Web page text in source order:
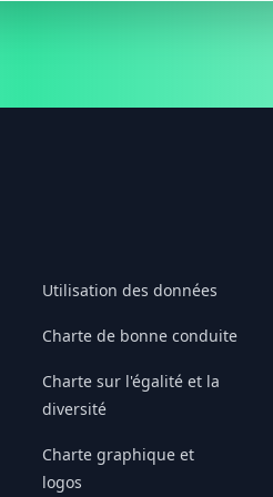
Utilisation des données
Charte de bonne conduite
Charte sur l'égalité et la
diversité
Charte graphique et
logos